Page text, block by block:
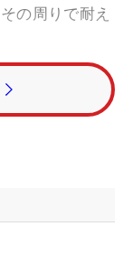
の周りで耐え
10番のドライ
方を木がふさ
たショットは
、いまいち振